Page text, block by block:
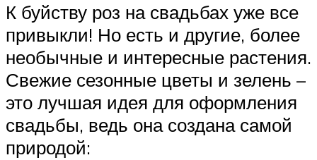
К буйству роз на свадьбах уже все
привыкли! Но есть и другие, более
необычные и интересные растения.
Свежие сезонные цветы и зелень –
это лучшая идея для оформления
свадьбы, ведь она создана самой
природой: